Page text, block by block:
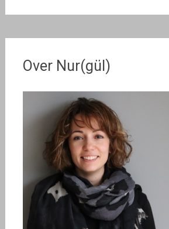
Over Nur(gül)